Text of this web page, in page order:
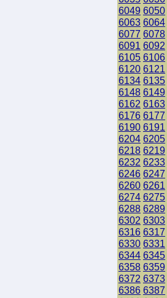
6049 6050
6063 6064
6077 6078
6091 6092
6105 6106
6120 6121
6134 6135
6148 6149
6162 6163
6176 6177
6190 6191
6204 6205
6218 6219
6232 6233
6246 6247
6260 6261
6274 6275
6288 6289
6302 6303
6316 6317
6330 6331
6344 6345
6358 6359
6372 6373
6386 6387